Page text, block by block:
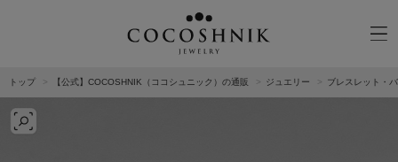
CATEGORY MATERIAL
トップ 【公式】COCOSHNIK（ココシュニック）の通販 ジュエリー ブレスレット・